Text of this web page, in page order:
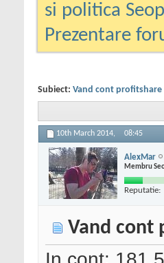
si politica
Prezentare
Subiect: Vand cont profitshare
10th March 2014, 08:45
AlexMar
Membru
Reputatie:
Vand cont